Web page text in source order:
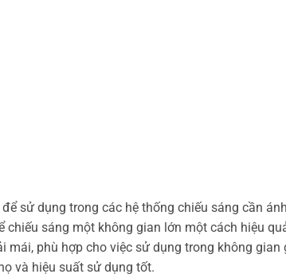
sử dụng trong các hệ thống chiếu sáng cần
sáng một không gian lớn một cách hiệu
phù hợp cho việc sử dụng trong không
và hiệu suất sử dụng tốt.